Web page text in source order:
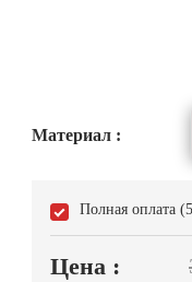
Материал :
Полная оплата
Цена :